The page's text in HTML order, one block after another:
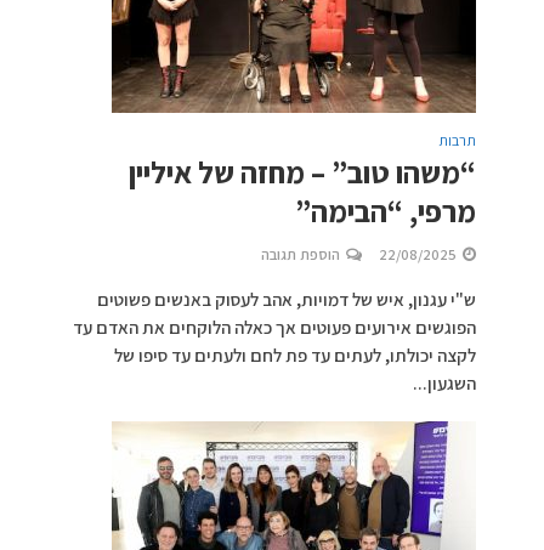
תרבות
“משהו טוב” – מחזה של איליין
מרפי, “הבימה”
22/08/2025 הוספת תגובה
ש"י עגנון, איש של דמויות, אהב לעסוק באנשים פשוטים
הפוגשים אירועים פעוטים אך כאלה הלוקחים את האדם עד
לקצה יכולתו, לעתים עד פת לחם ולעתים עד סיפו של
השגעון...